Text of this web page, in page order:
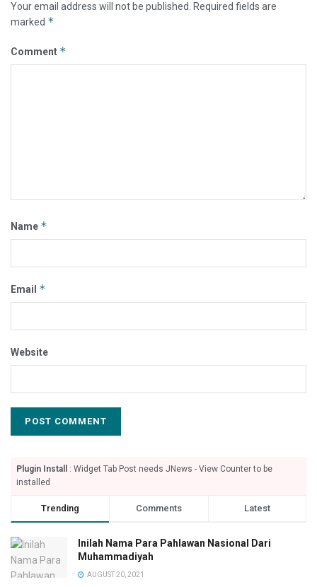
Your email address will not be published. Required fields are
marked *
Comment *
Name *
Email *
Website
Plugin Install
: Widget Tab Post needs JNews - View Counter to be
installed
Trending Comments Latest
Inilah Nama Para Pahlawan Nasional Dari
Muhammadiyah
AUGUST 20, 2021